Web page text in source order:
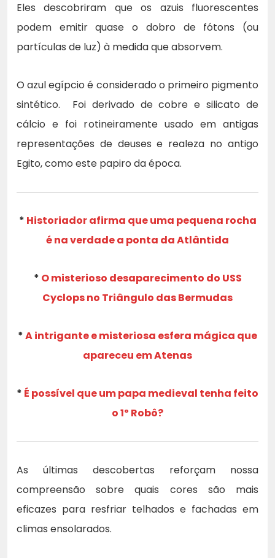
Eles descobriram que os azuis fluorescentes
podem emitir quase o dobro de fótons (ou
partículas de luz) à medida que absorvem.
O azul egípcio é considerado o primeiro pigmento
sintético. Foi derivado de cobre e silicato de
cálcio e foi rotineiramente usado em antigas
representações de deuses e realeza no antigo
Egito, como este papiro da época.
* Historiador afirma que uma pequena rocha
é na verdade a ponta da Atlântida
* O misterioso desaparecimento do USS
Cyclops no Triângulo das Bermudas
*A intrigante e misteriosa esfera mágica que
apareceu em Atenas
* É possível que um papa medieval tenha feito
o 1º Robô?
As últimas descobertas reforçam nossa
compreensão sobre quais cores são mais
eficazes para resfriar telhados e fachadas em
climas ensolarados.